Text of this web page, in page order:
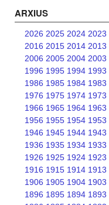
ARXIUS
2026 2025 2024 2023
2016 2015 2014 2013
2006 2005 2004 2003
1996 1995 1994 1993
1986 1985 1984 1983
1976 1975 1974 1973
1966 1965 1964 1963
1956 1955 1954 1953
1946 1945 1944 1943
1936 1935 1934 1933
1926 1925 1924 1923
1916 1915 1914 1913
1906 1905 1904 1903
1896 1895 1894 1893